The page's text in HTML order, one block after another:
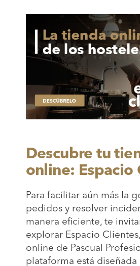
Descubre tu
online: Espacio
Para facilitar aún más la
pedidos y resolver
manera eficiente, te
explorar Espacio
online de Pascual
plataforma está diseñada